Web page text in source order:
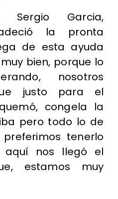
Garcia,
la pronta
de esta ayuda
bien, porque lo
nosotros
justo para el
congela la
pero todo lo de
tenerlo
aquí nos llegó el
estamos muy